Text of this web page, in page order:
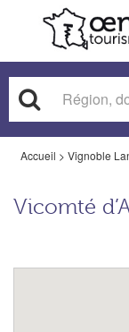
Accueil > Vignoble
Vicomté